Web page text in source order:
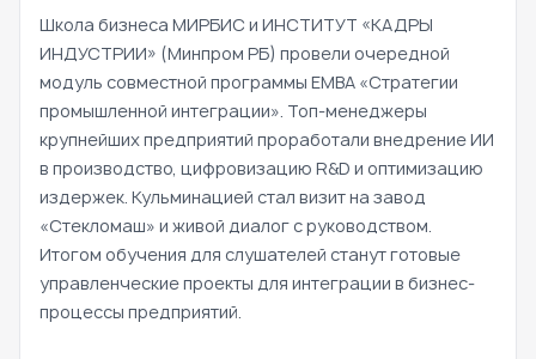
Школа бизнеса МИРБИС и ИНСТИТУТ «КАДРЫ
ИНДУСТРИИ» (Минпром РБ) провели очередной
модуль совместной программы EMBA «Стратегии
промышленной интеграции». Топ-менеджеры
крупнейших предприятий проработали внедрение ИИ
в производство, цифровизацию R&D и оптимизацию
издержек. Кульминацией стал визит на завод
«Стекломаш» и живой диалог с руководством.
Итогом обучения для слушателей станут готовые
управленческие проекты для интеграции в бизнес-
процессы предприятий.